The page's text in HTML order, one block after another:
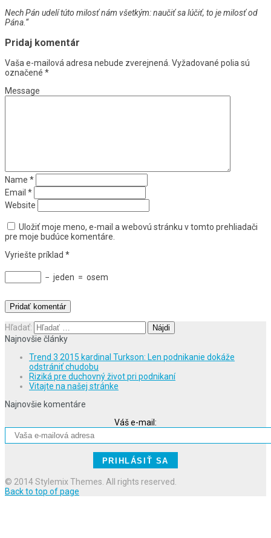
Nech Pán udelí túto milosť nám všetkým: naučiť sa lúčiť, to je milosť od
Pána.“
Pridaj komentár
Vaša e-mailová adresa nebude zverejnená. Vyžadované polia sú
označené *
Message
Name *
Email *
Website
Uložiť moje meno, e-mail a webovú stránku v tomto prehliadači
pre moje budúce komentáre.
Vyriešte príklad *
− jeden = osem
Hľadať:
Najnovšie články
Trend 3 2015 kardinal Turkson: Len podnikanie dokáže
odstrániť chudobu
Riziká pre duchovný život pri podnikaní
Vitajte na našej stránke
Najnovšie komentáre
Váš e-mail:
© 2014 Stylemix Themes. All rights reserved.
Back to top of page